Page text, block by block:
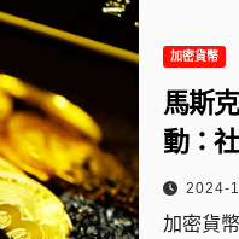
加密貨幣
馬斯
動：
2024-
加密貨